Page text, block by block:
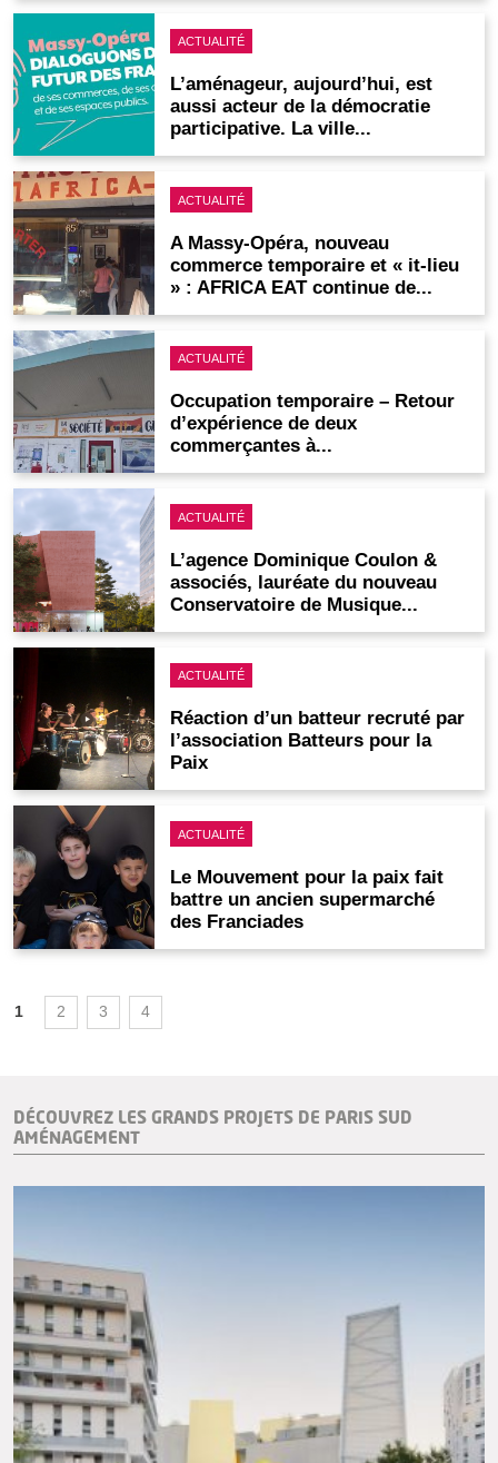
ACTUALITÉ
L’aménageur, aujourd’hui, est
aussi acteur de la démocratie
participative. La ville...
ACTUALITÉ
A Massy-Opéra, nouveau
commerce temporaire et « it-lieu
» : AFRICA EAT continue de...
ACTUALITÉ
Occupation temporaire – Retour
d’expérience de deux
commerçantes à...
ACTUALITÉ
L’agence Dominique Coulon &
associés, lauréate du nouveau
Conservatoire de Musique...
ACTUALITÉ
Réaction d’un batteur recruté par
l’association Batteurs pour la
Paix
ACTUALITÉ
Le Mouvement pour la paix fait
battre un ancien supermarché
des Franciades
1 2 3 4
DÉCOUVREZ LES GRANDS PROJETS DE PARIS SUD
AMÉNAGEMENT